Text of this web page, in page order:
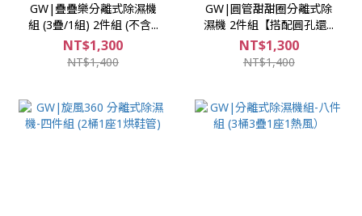
GW|疊疊樂分離式除濕機
組 (3疊/1組) 2件組 (不含...
NT$1,300
NT$1,400
GW|圓管甜甜圈分離式除
濕機 2件組【搭配圓孔還...
NT$1,300
NT$1,400